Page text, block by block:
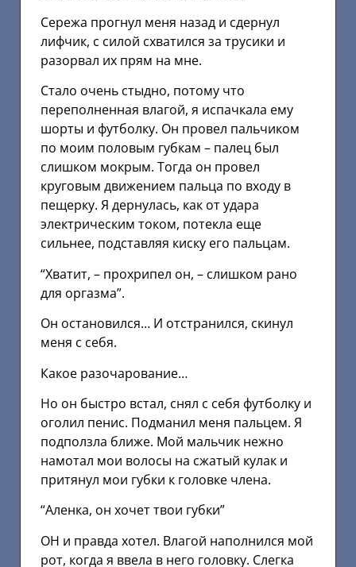
Сережа прогнул меня назад и сдернул
лифчик, с силой схватился за трусики и
разорвал их прям на мне.
Стало очень стыдно, потому что
переполненная влагой, я испачкала ему
шорты и футболку. Он провел пальчиком
по моим половым губкам – палец был
слишком мокрым. Тогда он провел
круговым движением пальца по входу в
пещерку. Я дернулась, как от удара
электрическим током, потекла еще
сильнее, подставляя киску его пальцам.
“Хватит, – прохрипел он, – слишком рано
для оргазма”.
Он остановился… И отстранился, скинул
меня с себя.
Какое разочарование…
Но он быстро встал, снял с себя футболку и
оголил пенис. Подманил меня пальцем. Я
подползла ближе. Мой мальчик нежно
намотал мои волосы на сжатый кулак и
притянул мои губки к головке члена.
“Аленка, он хочет твои губки”
ОН и правда хотел. Влагой наполнился мой
рот, когда я ввела в него головку. Слегка